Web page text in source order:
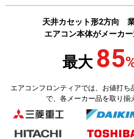
天井カセット形2方向
エアコン本体がメーカ
最大 85
エアコンフロンティアでは、お値打ち
で、各メーカー品を取り揃